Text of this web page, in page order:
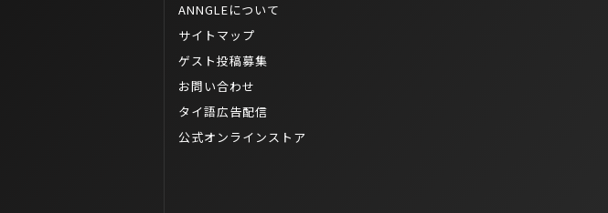
ANNGLEについて
サイトマップ
ゲスト投稿募集
お問い合わせ
タイ語広告配信
公式オンラインストア